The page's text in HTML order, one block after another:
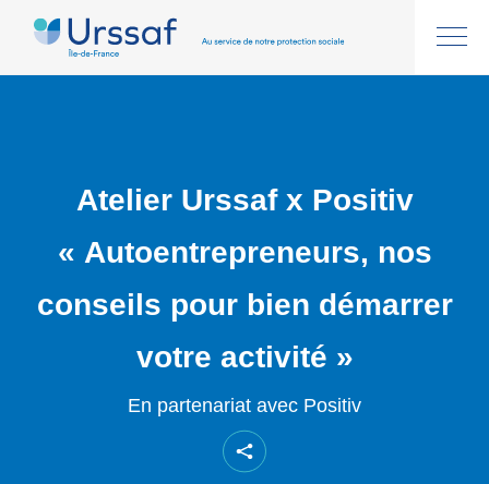
Atelier Urssaf x Positiv
« Autoentrepreneurs, nos
conseils pour bien démarrer
votre activité »
En partenariat avec Positiv